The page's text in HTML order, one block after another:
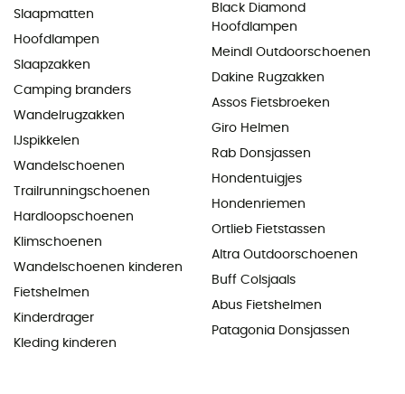
Slaapmatten
Hoofdlampen
Slaapzakken
Camping branders
Wandelrugzakken
IJspikkelen
Wandelschoenen
Trailrunningschoenen
Hardloopschoenen
Klimschoenen
Wandelschoenen kinderen
Fietshelmen
Kinderdrager
Kleding kinderen
Black Diamond
Hoofdlampen
Meindl Outdoorschoenen
Dakine Rugzakken
Assos Fietsbroeken
Giro Helmen
Rab Donsjassen
Hondentuigjes
Hondenriemen
Ortlieb Fietstassen
Altra Outdoorschoenen
Buff Colsjaals
Abus Fietshelmen
Patagonia Donsjassen